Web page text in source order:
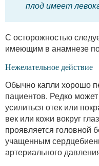
плод имеет
С осторожностью
имеющим в анамнезе
Нежелательное действие
Обычно капли хорошо
пациентов. Редко
усилиться отек или
век или кожи вокруг
проявляется головной
учащенным
артериального